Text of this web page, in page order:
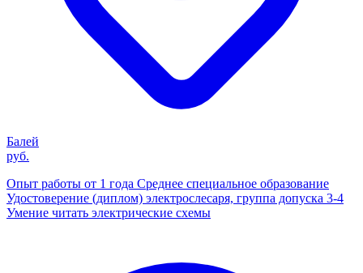
Балей
руб.
Опыт работы от 1 года Среднее специальное образование
Удостоверение (диплом) электрослесаря, группа допуска 3-4
Умение читать электрические схемы